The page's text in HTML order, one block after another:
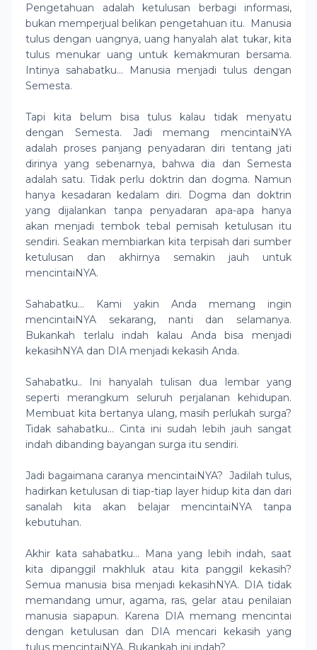
Pengetahuan adalah ketulusan berbagi informasi,
bukan memperjual belikan pengetahuan itu.
Manusia
tulus dengan uangnya, uang hanyalah alat tukar, kita
tulus menukar uang untuk kemakmuran bersama.
Intinya sahabatku… Manusia menjadi tulus dengan
Semesta.
Tapi kita belum bisa tulus kalau tidak menyatu
dengan Semesta. Jadi memang mencintaiNYA
adalah proses panjang penyadaran diri tentang jati
dirinya yang sebenarnya, bahwa dia dan Semesta
adalah satu. Tidak perlu doktrin dan dogma. Namun
hanya kesadaran kedalam diri. Dogma dan doktrin
yang dijalankan tanpa penyadaran apa-apa hanya
akan menjadi tembok tebal pemisah ketulusan itu
sendiri. Seakan membiarkan kita terpisah dari sumber
ketulusan dan akhirnya semakin jauh untuk
mencintaiNYA.
Sahabatku… Kami yakin Anda memang ingin
mencintaiNYA sekarang, nanti dan selamanya.
Bukankah terlalu indah kalau Anda bisa menjadi
kekasihNYA dan DIA menjadi kekasih Anda.
Sahabatku.. Ini hanyalah tulisan dua lembar yang
seperti merangkum seluruh perjalanan kehidupan.
Membuat kita bertanya ulang, masih perlukah surga?
Tidak sahabatku… Cinta ini sudah lebih jauh sangat
indah dibanding bayangan surga itu sendiri.
Jadi bagaimana caranya mencintaiNYA? Jadilah tulus,
hadirkan ketulusan di tiap-tiap layer hidup kita dan dari
sanalah kita akan belajar mencintaiNYA tanpa
kebutuhan.
Akhir kata sahabatku… Mana yang lebih indah, saat
kita dipanggil makhluk atau kita panggil kekasih?
Semua manusia bisa menjadi kekasihNYA. DIA tidak
memandang umur, agama, ras, gelar atau penilaian
manusia siapapun. Karena DIA memang mencintai
dengan ketulusan dan DIA mencari kekasih yang
tulus mencintaiNYA. Bukankah ini indah?